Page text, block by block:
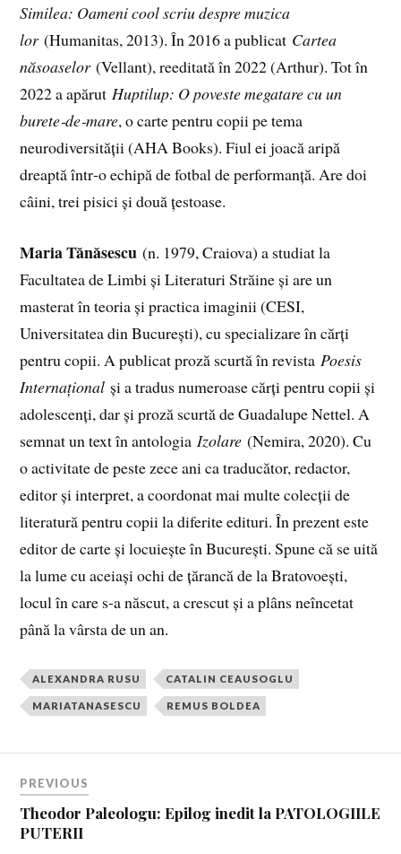
Similea: Oameni cool scriu despre muzica
lor(Humanitas, 2013). În 2016 a publicat Cartea
năsoaselor(Vellant), reeditată în 2022 (Arthur). Tot în
2022 a apărutHuptilup: O poveste megatare cu un
burete‑de‑mare, o carte pentru copii pe tema
neurodiversității (AHA Books). Fiul ei joacă aripă
dreaptă într‑o echipă de fotbal de performanță. Are doi
câini, trei pisici și două țestoase.
Maria Tănăsescu (n. 1979, Craiova) a studiat la
Facultatea de Limbi și Literaturi Străine și are un
masterat în teoria și practica imaginii (CESI,
Universitatea din București), cu specializare în cărți
pentru copii. A publicat proză scurtă în revista Poesis
Internațional și a tradus numeroase cărți pentru copii și
adolescenți, dar și proză scurtă de Guadalupe Nettel. A
semnat un text în antologia Izolare (Nemira, 2020). Cu
o activitate de peste zece ani ca traducător, redactor,
editor și interpret, a coordonat mai multe colecții de
literatură pentru copii la diferite edituri. În prezent este
editor de carte și locuiește în București. Spune că se uită
la lume cu aceiași ochi de țărancă de la Bratovoești,
locul în care s‑a născut, a crescut și a plâns neîncetat
până la vârsta de un an.
ALEXANDRA RUSU CATALIN CEAUSOGLU
MARIATANASESCU REMUS BOLDEA
PREVIOUS
Theodor Paleologu: Epilog inedit la PATOLOGIILE
PUTERII